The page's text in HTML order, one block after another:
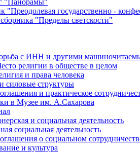
"Панорамы"
"Преодолевая государственно -
"Пределы светскости"
с ИНН и другими
религии в обществе в целом
и права человека
силовые структуры
и практическое
в Музее им. А.Сахарова
и социальная деятельность
социальная деятельность
о социальном
и культура